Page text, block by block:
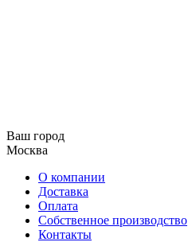
Ваш город
Москва
О компании
Доставка
Оплата
Собственное производство
Контакты